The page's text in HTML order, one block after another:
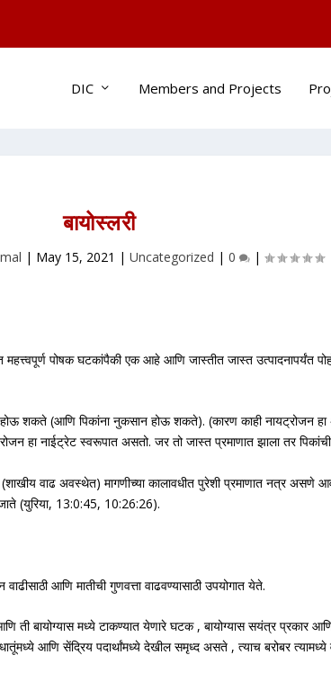
DIC Members and Projects
बायोस्लरी
| May 15, 2021 | Uncategorized | 0 |
महत्त्वपूर्ण पोषक घटकांपैकी एक आहे आणि जास्तीत जास्त उत्पादनापर्यंत
होऊ शकते (आणि पिकांना नुकसान होऊ शकते). (कारण काही नायट्रोजन
हा नाईट्रेट स्वरूपात असतो. जर तो जास्त प्रमाणात झाला तर
वाढ अवस्थेत) मागणीच्या कालावधीत पुरेशी प्रमाणात नत्र
(युरिया, 13:0:45, 10:26:26).
आणि मातीची गुणवत्ता वाढवण्यासाठी उपयोगात येते.
ती बायोग्यास मध्ये टाकण्यात येणारे घटक , बायोग्यास सयंत्र प्रकार
आणि सेंद्रिय पदार्थांमध्ये देखील समृध्द असते , त्याच बरोबर त्यामध्ये